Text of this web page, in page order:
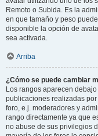
Remoto o Subida. Es la
en que tamaño y peso
disponible la opción de
sea activada.
Arriba
¿Cómo se puede cambiar
Los rangos aparecen
publicaciones realizadas
foro, e.j. moderadores y
rango directamente ya que
no abuse de sus privilegios